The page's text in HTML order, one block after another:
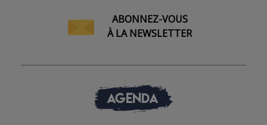
ABONNEZ-VOUS
À LA NEWSLETTER
AGENDA